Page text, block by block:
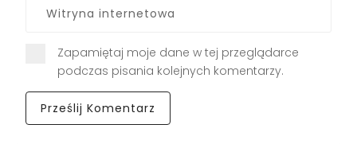
Zapamiętaj moje dane w tej przeglądarce
podczas pisania kolejnych komentarzy.